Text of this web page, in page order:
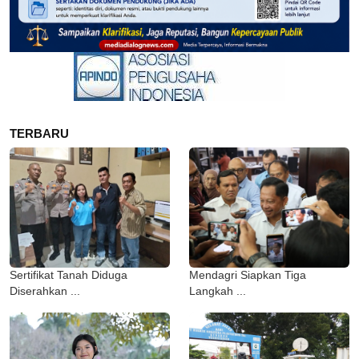
TERBARU
Sertifikat Tanah Diduga
Diserahkan ...
Mendagri Siapkan Tiga
Langkah ...